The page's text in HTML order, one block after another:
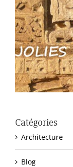
Catégories
Architecture
Blog